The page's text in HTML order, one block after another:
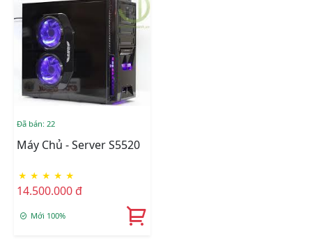
Đã bán: 22
Máy Chủ - Server S5520
★ ★ ★ ★ ★
14.500.000 đ
Mới 100%